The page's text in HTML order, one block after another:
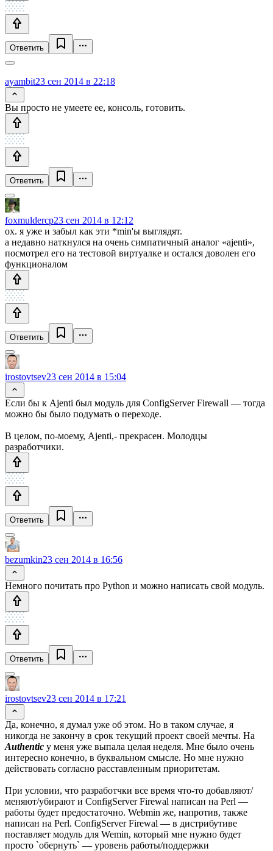
Ответить
ayambit23 сен 2014 в 22:18
Вы просто не умеете ее, консоль, готовить.
Ответить
foxmuldercp23 сен 2014 в 12:12
ох. я уже и забыл как эти *min'ы выглядят.
а недавно наткнулся на очень симпатичный аналог «ajenti»,
посмотрел его на тестовой виртуалке и остался доволен его
функционалом
Ответить
irostovtsev23 сен 2014 в 15:04
Если бы к Ajenti был модуль для ConfigServer Firewall — тогда
можно бы было подумать о переходе.
В целом, по-моему, Ajenti,- прекрасен. Молодцы
разработчики.
Ответить
bezumkin23 сен 2014 в 16:56
Немного почитать про Python и можно написать свой модуль.
Ответить
irostovtsev23 сен 2014 в 17:21
Да, конечно, я думал уже об этом. Но в таком случае, я
никогда не закончу в срок текущий проект своей мечты. На
Authentic у меня уже выпала целая неделя. Мне было очень
интересно конечно, в буквальном смысле. Но мне нужно
действовать согласно расставленным приоритетам.
При условии, что разработчки все время что-то добавляют/
меняют/убирают и ConfigServer Firewal написан на Perl —
работы будет предостаточно. Webmin же, напротив, также
написан на Perl. ConfigServer Firewal — в дистрибутиве
поставляет модуль для Wemin, который мне нужно будет
просто `обернуть` — уровень работы/поддержки